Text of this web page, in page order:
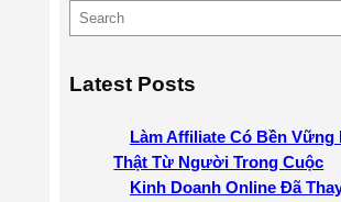
S
e
r
Latest Posts
Làm Affiliate Có Bền
Thật Từ Người Trong Cuộc
Kinh Doanh Online Đã